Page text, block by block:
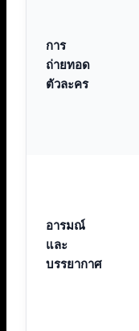
การ
ถ่ายทอด
ตัวละคร
อารมณ์
และ
บรรยากาศ